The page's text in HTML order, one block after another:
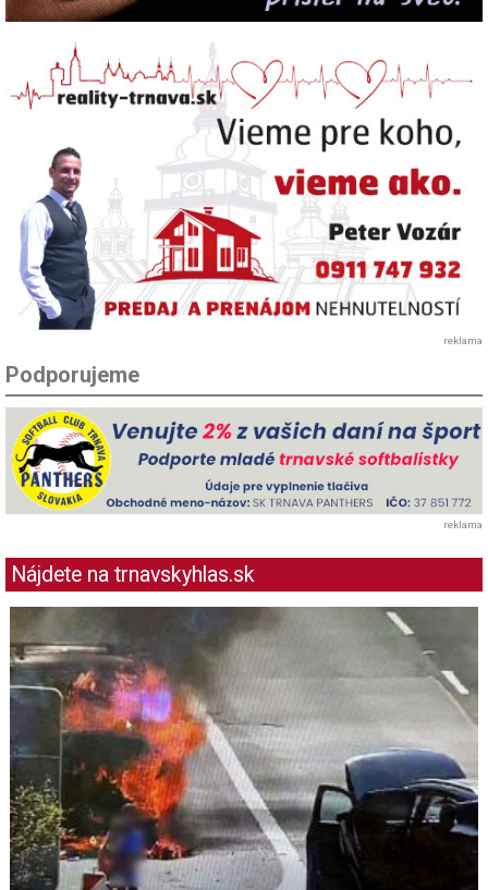
reklama
Podporujeme
reklama
Nájdete na trnavskyhlas.sk